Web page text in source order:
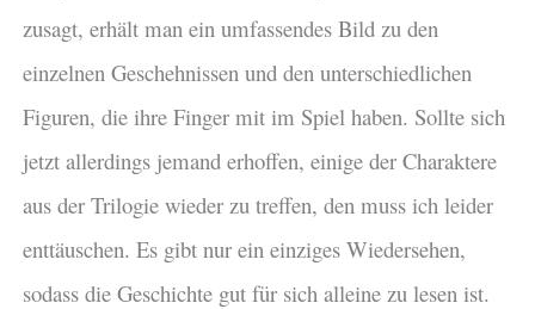
zusagt, erhält man ein umfassendes Bild zu den
einzelnen Geschehnissen und den unterschiedlichen
Figuren, die ihre Finger mit im Spiel haben. Sollte sich
jetzt allerdings jemand erhoffen, einige der Charaktere
aus der Trilogie wieder zu treffen, den muss ich leider
enttäuschen. Es gibt nur ein einziges Wiedersehen,
sodass die Geschichte gut für sich alleine zu lesen ist.